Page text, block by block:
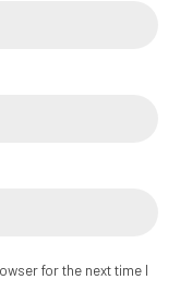
for the next time I